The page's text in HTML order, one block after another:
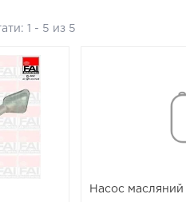
1 - 5 из 5
Насос масляний